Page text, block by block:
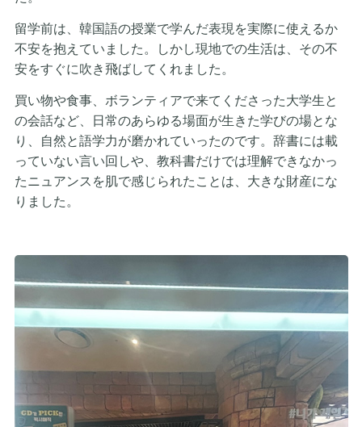
留学前は、韓国語の授業で学んだ表現を実際に使えるか
不安を抱えていました。しかし現地での生活は、その不
安をすぐに吹き飛ばしてくれました。
買い物や食事、ボランティアで来てくださった大学生と
の会話など、日常のあらゆる場面が生きた学びの場とな
り、自然と語学力が磨かれていったのです。辞書には載
っていない言い回しや、教科書だけでは理解できなかっ
たニュアンスを肌で感じられたことは、大きな財産にな
りました。